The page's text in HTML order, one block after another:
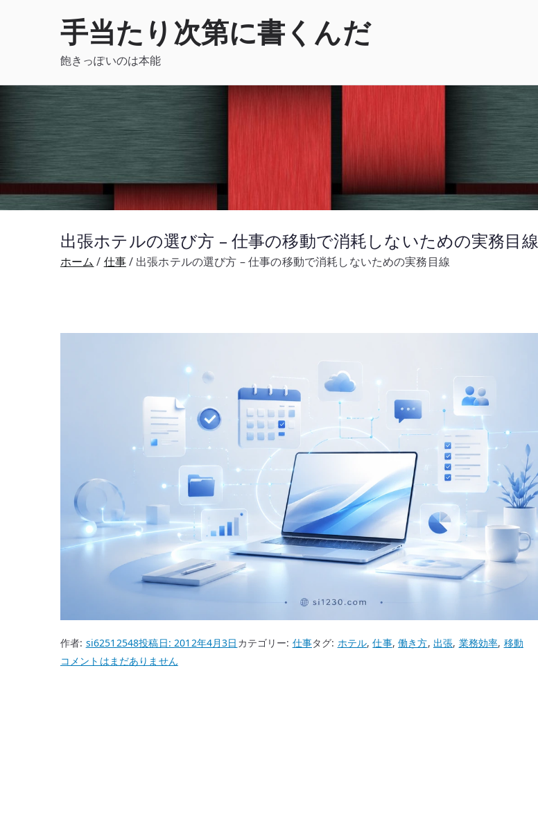
手当たり次第に書くんだ
飽きっぽいのは本能
出張ホテルの選び方 – 仕事の移動で消耗しないための実務目線
ホーム 仕事 出張ホテルの選び方 – 仕事の移動で消耗しないための実務目線
作者: si62512548投稿日:2012年4月3日 カテゴリー: 仕事タグ: ホテル,仕事,働き方, 出張, 業務効率, 移動
出
コメントはまだありません